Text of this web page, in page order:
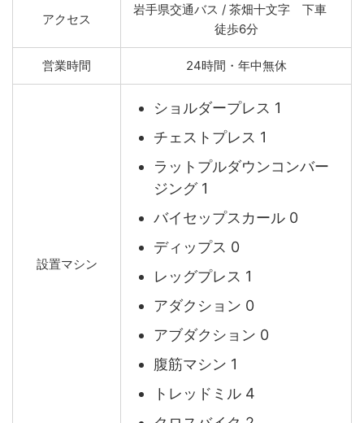
アクセス
岩手県交通バス / 茶畑十文字 下車
徒歩6分
営業時間 24時間・年中無休
設置マシン
ショルダープレス 1
チェストプレス 1
ラットプルダウンコンバー
ジング 1
バイセップスカール 0
ディップス 0
レッグプレス 1
アダクション 0
アブダクション 0
腹筋マシン 1
トレッドミル 4